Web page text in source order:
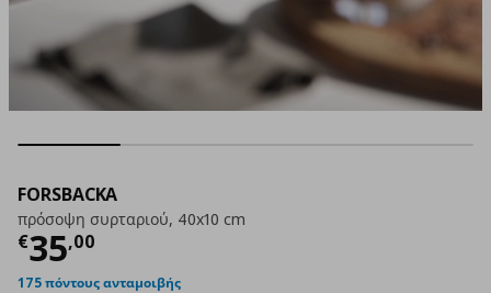
FORSBACKA
πρόσοψη συρταριού, 40x10 cm
€35,00
Τρέχουσα τιμή
175 πόντους ανταμοιβής